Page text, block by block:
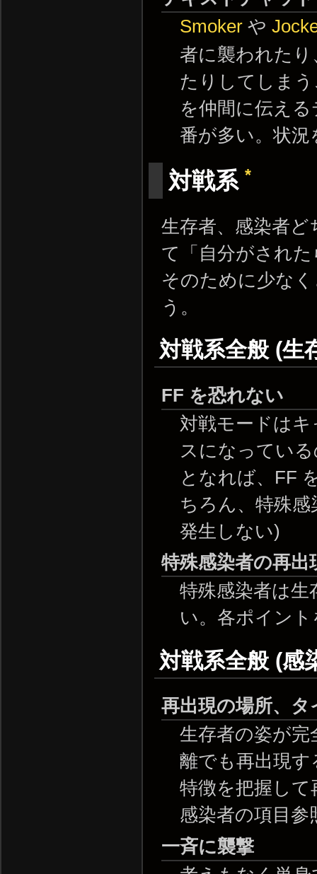
Smoker や
者に襲われた
たりしてしま
を仲間に伝え
番が多い。状
対戦系 *
生存者、感染者
て「自分がされ
そのために少な
う。
対戦系全般 (生
FF を恐れない
対戦モードは
スになってい
となれば、FF
ちろん、特殊
発生しない)
特殊感染者の再出
特殊感染者は生
い。各ポイン
対戦系全般 (感
再出現の場所、タ
生存者の姿が
離でも再出現
特徴を把握し
感染者の項目参
一斉に襲撃